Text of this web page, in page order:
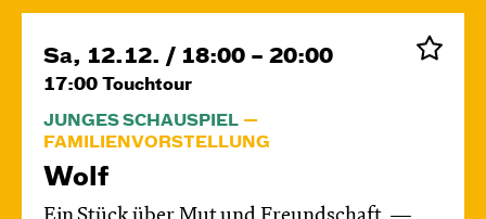
Sa, 12.12. / 18:00 – 20:00
17:00 Touchtour
JUNGES SCHAUSPIEL
FAMILIENVORSTELLUNG
Wolf